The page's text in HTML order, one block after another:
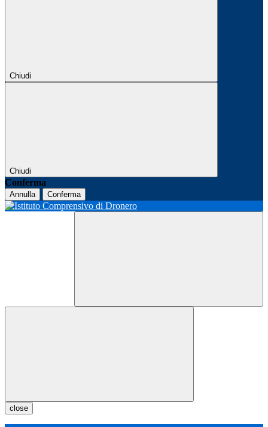
Chiudi
Chiudi
Conferma
Annulla Conferma
close